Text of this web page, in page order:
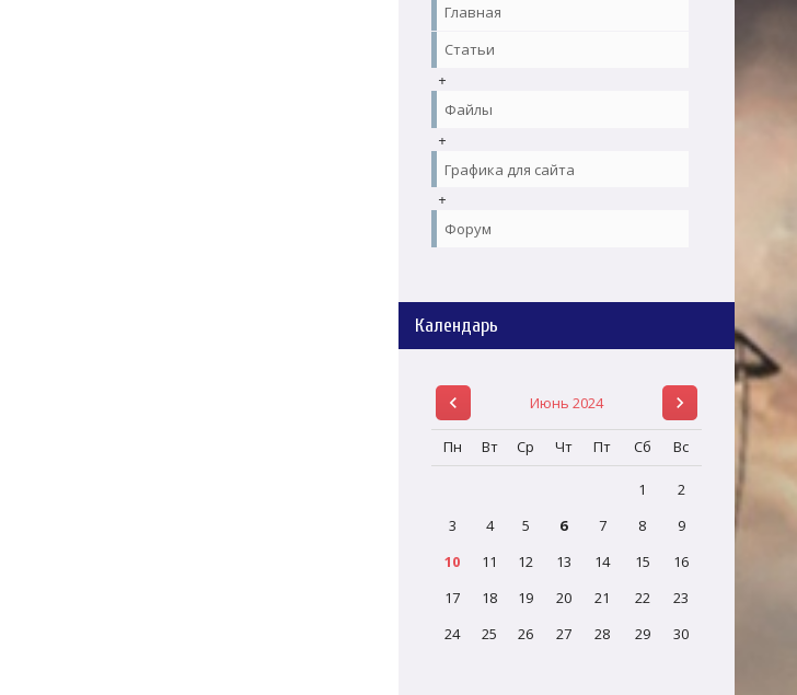
Главная
Статьи
+
Файлы
+
Графика для сайта
+
Форум
Календарь
Июнь 2024
Пн Вт Ср Чт Пт Сб Вс
1
2
3
4 5 6 7 8
9
10
11 12 13 14 15
16
17
18 19 20 21 22
23
24
25 26 27 28 29 30